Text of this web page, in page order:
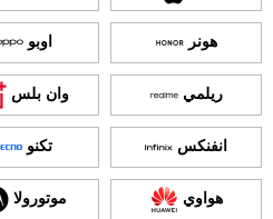
هونر اوبو
ريلمي وان بلس
انفنكس تكنو
هواوي موتورولا